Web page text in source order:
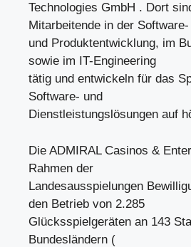
Technologies GmbH . Dort
Mitarbeitende in der Software-
und Produktentwicklung, im
sowie im IT-Engineering
tätig und entwickeln für das
Software- und
Dienstleistungslösungen auf
Die ADMIRAL Casinos &
Rahmen der
Landesausspielungen
den Betrieb von 2.285
Glücksspielgeräten an 143
Bundesländern (